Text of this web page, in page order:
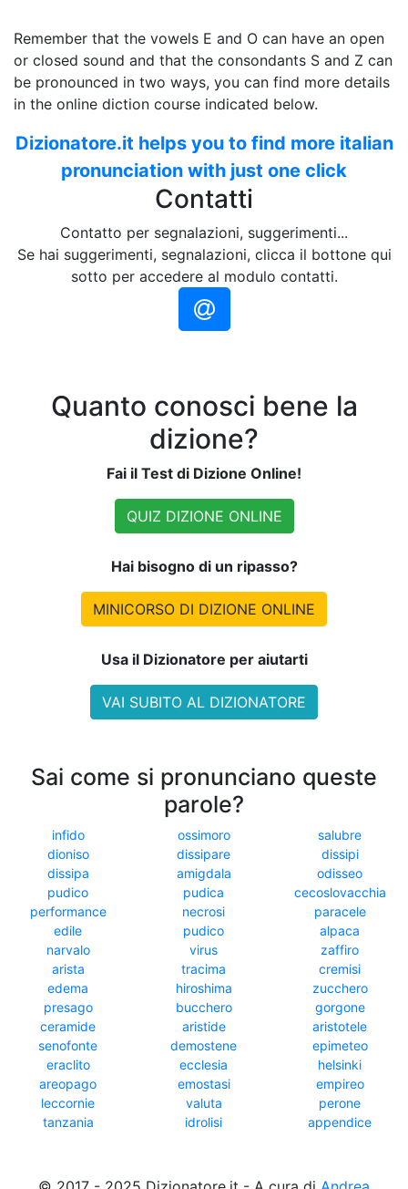
Remember that the vowels E and O can have an open
or closed sound and that the consondants S and Z can
be pronounced in two ways, you can find more details
in the online diction course indicated below.
Dizionatore.it helps you to find more italian
pronunciation with just one click
Contatti
Contatto per segnalazioni, suggerimenti...
Se hai suggerimenti, segnalazioni, clicca il bottone qui
sotto per accedere al modulo contatti.
Quanto conosci bene la
dizione?
Fai il Test di Dizione Online!
QUIZ DIZIONE ONLINE
Hai bisogno di un ripasso?
MINICORSO DI DIZIONE ONLINE
Usa il Dizionatore per aiutarti
VAI SUBITO AL DIZIONATORE
Sai come si pronunciano queste
parole?
infido ossimoro
salubre
dioniso
dissipare
dissipi
dissipa
amigdala
odisseo
pudico
pudica
cecoslovacchia
performance
necrosi
paracele
edile
pudico
alpaca
narvalo
virus
zaffiro
arista
tracima
cremisi
edema
hiroshima
zucchero
presago
bucchero
gorgone
ceramide
aristide
aristotele
senofonte
demostene
epimeteo
eraclito
ecclesia
helsinki
areopago
emostasi
empireo
leccornie
valuta
perone
tanzania
idrolisi appendice